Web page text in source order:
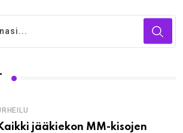
jääkiekon MM-kisojen